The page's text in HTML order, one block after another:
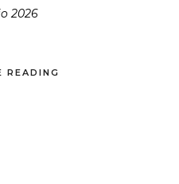
2026
READING